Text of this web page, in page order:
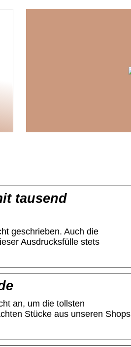
tausend
geschrieben. Auch die
Ausdrucksfülle stets
an, um die tollsten
Stücke aus unseren Shops